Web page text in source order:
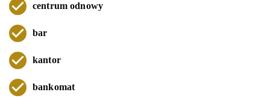
centrum odnowy
bar
kantor
bankomat